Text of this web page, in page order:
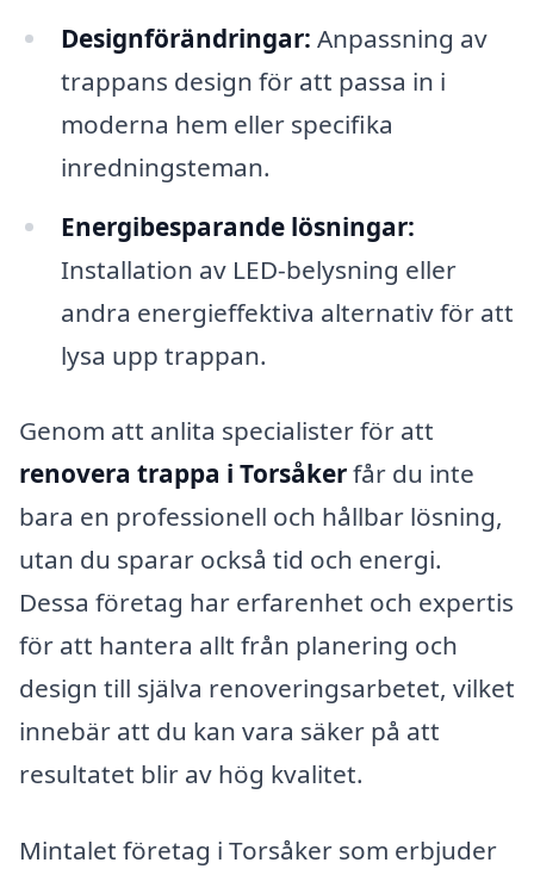
Designförändringar: Anpassning av
trappans design för att passa in i
moderna hem eller specifika
inredningsteman.
Energibesparande lösningar:
Installation av LED-belysning eller
andra energieffektiva alternativ för att
lysa upp trappan.
Genom att anlita specialister för att
renovera trappa i Torsåkerfår du inte
bara en professionell och hållbar lösning,
utan du sparar också tid och energi.
Dessa företag har erfarenhet och expertis
för att hantera allt från planering och
design till själva renoveringsarbetet, vilket
innebär att du kan vara säker på att
resultatet blir av hög kvalitet.
Mintalet företag i Torsåker som erbjuder